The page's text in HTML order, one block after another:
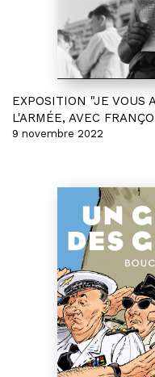
EXPOSITION "JE VOUS
L'ARMÉE, AVEC
9 novembre 2022